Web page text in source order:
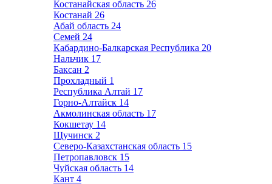
Костанайская область 26
Костанай 26
Абай область 24
Семей 24
Кабардино-Балкарская Республика 20
Нальчик 17
Баксан 2
Прохладный 1
Республика Алтай 17
Горно-Алтайск 14
Акмолинская область 17
Кокшетау 14
Щучинск 2
Северо-Казахстанская область 15
Петропавловск 15
Чуйская область 14
Кант 4